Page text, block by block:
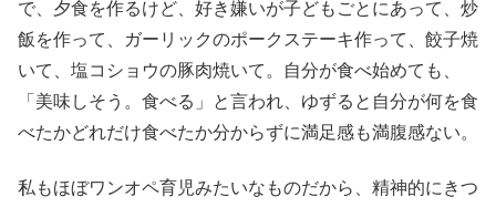
で、夕食を作るけど、好き嫌いが子どもごとにあって、炒
飯を作って、ガーリックのポークステーキ作って、餃子焼
いて、塩コショウの豚肉焼いて。自分が食べ始めても、
「美味しそう。食べる」と言われ、ゆずると自分が何を食
べたかどれだけ食べたか分からずに満足感も満腹感ない。
私もほぼワンオペ育児みたいなものだから、精神的にきつ